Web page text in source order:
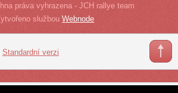
práva vyhrazena - JCH rallye team
službou Webnode
Standardní verzi